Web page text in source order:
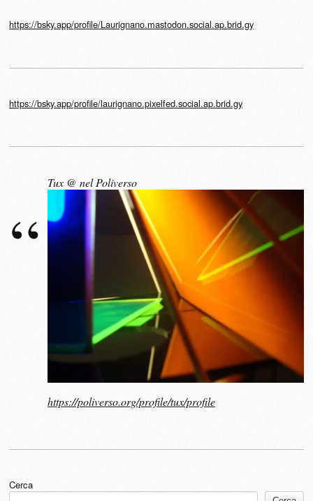
https://bsky.app/profile/Laurignano.mastodon.social.ap.brid.gy
https://bsky.app/profile/laurignano.pixelfed.social.ap.brid.gy
Tux @ nel Poliverso
https://poliverso.org/profile/tux/profile
Cerca